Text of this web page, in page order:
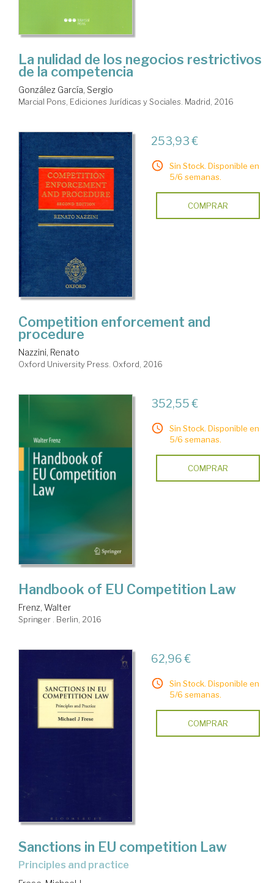
La nulidad de los negocios restrictivos
de la competencia
González García, Sergio
Marcial Pons, Ediciones Jurídicas y Sociales. Madrid, 2016
253,93 €
Sin Stock. Disponible en
5/6 semanas.
COMPRAR
Competition enforcement and
procedure
Nazzini, Renato
Oxford University Press. Oxford, 2016
352,55 €
Sin Stock. Disponible en
5/6 semanas.
COMPRAR
Handbook of EU Competition Law
Frenz, Walter
Springer . Berlin, 2016
62,96 €
Sin Stock. Disponible en
5/6 semanas.
COMPRAR
Sanctions in EU competition Law
principles and practice